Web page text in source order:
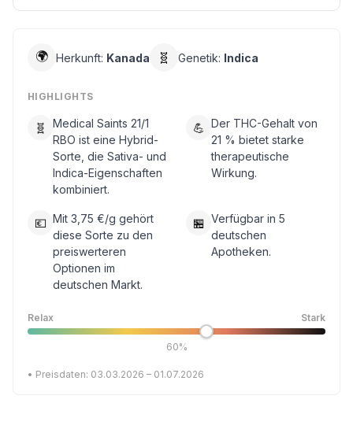
🌍 Herkunft: Kanada 🧬 Genetik: Indica
HIGHLIGHTS
🧬
Medical Saints 21/1
RBO ist eine Hybrid-
Sorte, die Sativa- und
Indica-Eigenschaften
kombiniert.
💪 Der THC-Gehalt von
21 % bietet starke
therapeutische
Wirkung.
💶 Mit 3,75 €/g gehört
diese Sorte zu den
preiswerteren
Optionen im
deutschen Markt.
🏪 Verfügbar in 5
deutschen
Apotheken.
Relax Stark
60%
• Preisdaten: 03.03.2026 – 01.07.2026